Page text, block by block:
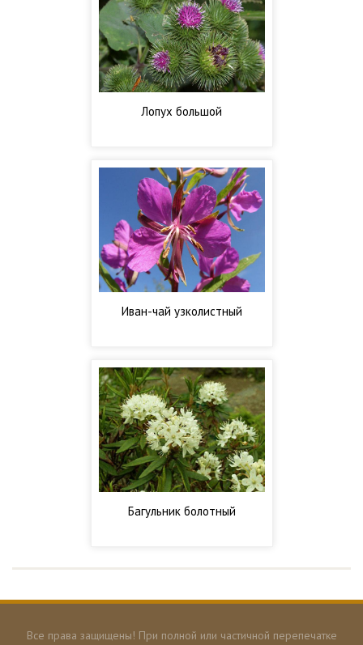
Лопух большой
Иван-чай узколистный
Багульник болотный
Все права защищены! При полной или частичной перепечатке